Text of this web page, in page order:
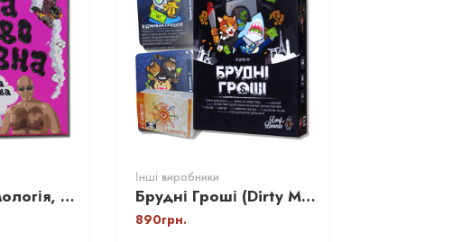
Бавовна (Мемологія, мемарня, що за мем)
Інші виробники
Брудні Гроші (Dirty Money: The Money Laundering Game)
890грн.